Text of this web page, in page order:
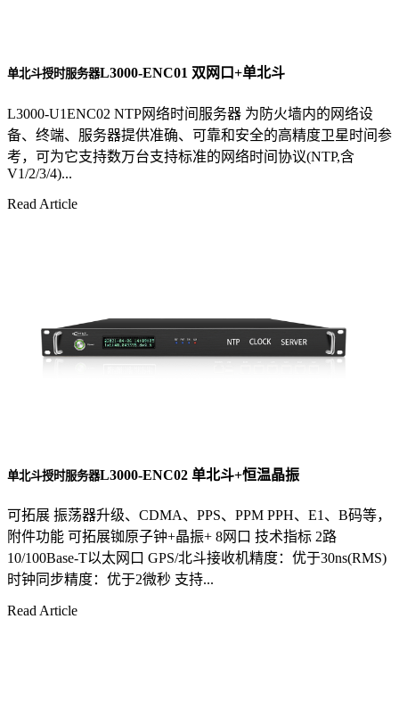
单北斗授时服务器L3000-ENC01 双网口+单北斗
L3000-U1ENC02 NTP网络时间服务器 为防火墙内的网络设
备、终端、服务器提供准确、可靠和安全的高精度卫星时间参
考，可为它支持数万台支持标准的网络时间协议(NTP,含
V1/2/3/4)...
Read Article
单北斗授时服务器L3000-ENC02 单北斗+恒温晶振
可拓展 振荡器升级、CDMA、PPS、PPM PPH、E1、B码等，
附件功能 可拓展铷原子钟+晶振+ 8网口 技术指标 2路
10/100Base-T以太网口 GPS/北斗接收机精度：优于30ns(RMS)
时钟同步精度：优于2微秒 支持...
Read Article